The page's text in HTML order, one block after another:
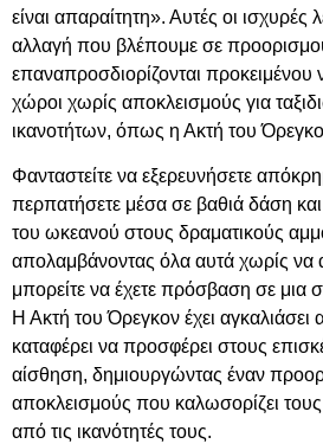
είναι απαραίτητη». Αυτές οι ισχυρές
αλλαγή που βλέπουμε σε
επαναπροσδιορίζονται προκειμένου
χώροι χωρίς αποκλεισμούς για
ικανοτήτων, όπως η Ακτή του
Φανταστείτε να εξερευνήσετε
περπατήσετε μέσα σε βαθιά δάση
του ωκεανού στους δραματικούς
απολαμβάνοντας όλα αυτά χωρίς να
μπορείτε να έχετε πρόσβαση σε μια
Η Ακτή του Όρεγκον έχει αγκαλιάσει
καταφέρει να προσφέρει στους
αίσθηση, δημιουργώντας έναν
αποκλεισμούς που καλωσορίζει
από τις ικανότητές τους.